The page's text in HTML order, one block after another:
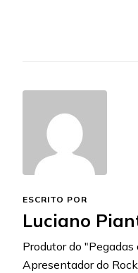
ESCRITO POR
Luciano
Produtor do
Apresentador do